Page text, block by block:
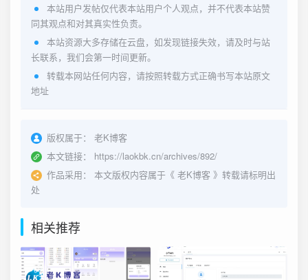
本站用户发帖仅代表本站用户个人观点，并不代表本站赞
同其观点和对其真实性负责。
本站资源大多存储在云盘，如发现链接失效，请及时与站
长联系，我们会第一时间更新。
转载本网站任何内容，请按照转载方式正确书写本站原文
地址
版权属于：
老K博客
本文链接：
https://laokbk.cn/archives/892/
作品采用：
本文版权内容属于《 老K博客 》转载请标明出
处
相关推荐